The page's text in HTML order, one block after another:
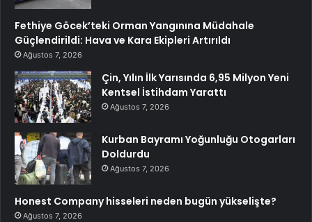
Fethiye Göcek’teki Orman Yangınına Müdahale
Güçlendirildi: Hava ve Kara Ekipleri Artırıldı
Ağustos 7, 2026
Çin, Yılın İlk Yarısında 6,95 Milyon Yeni
Kentsel İstihdam Yarattı
Ağustos 7, 2026
Kurban Bayramı Yoğunluğu Otogarları
Doldurdu
Ağustos 7, 2026
Honest Company hisseleri neden bugün yükselişte?
Ağustos 7, 2026